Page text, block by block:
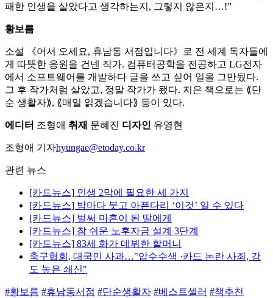
패한 인생을 살았다고 생각하는지, 그렇지 않은지…!”
황보름
소설 《어서 오세요, 휴남동 서점입니다》로 전 세계 독자들에
게 따뜻한 응원을 건넨 작가. 컴퓨터공학을 전공하고 LG전자
에서 소프트웨어를 개발하다 글을 쓰고 싶어 일을 그만뒀다.
그 후 작가처럼 살았고, 정말 작가가 됐다. 지은 책으로는 ⟪단
순 생활자⟫, ⟪매일 읽겠습니다⟫ 등이 있다.
에디터 조형애 취재 문혜진 디자인 유영현
조형애 기자hyungae@etoday.co.kr
관련 뉴스
[카드뉴스] 인생 2막에 필요한 세 가지
[카드뉴스] 밤마다 붓고 아픈다리 ‘이것’ 일 수 있다
[카드뉴스] 벌써 마흔이 된 딸에게
[카드뉴스] 참 쉬운 노후자금 설계 3단계
[카드뉴스] 83세 화가 데뷔한 할머니
축구협회, 대국민 사과…"압수수색 ·카드 논란 사죄, 강
도 높은 쇄신"
#황보름 #휴남동서점 #단순생활자 #베스트셀러 #책추천